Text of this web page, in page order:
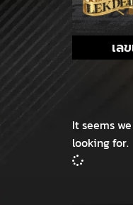
เล
It seems
looking for.